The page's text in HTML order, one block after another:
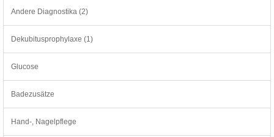
Andere Diagnostika (2)
Dekubitusprophylaxe (1)
Glucose
Badezusätze
Hand-, Nagelpflege